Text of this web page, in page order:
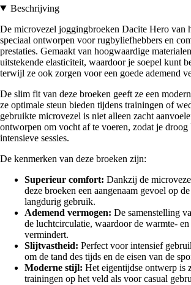
Beschrijving
De microvezel joggingbroeken Dacite Hero van
speciaal ontworpen voor rugbyliefhebbers en
prestaties. Gemaakt van hoogwaardige
uitstekende elasticiteit, waardoor je soepel kunt
terwijl ze ook zorgen voor een goede ademend
De slim fit van deze broeken geeft ze een
ze optimale steun bieden tijdens trainingen of
gebruikte microvezel is niet alleen zacht
ontworpen om vocht af te voeren, zodat je
intensieve sessies.
De kenmerken van deze broeken zijn:
Superieur comfort: Dankzij de
deze broeken een aangenaam gevoel op
langdurig gebruik.
Ademend vermogen: De samenstelling
de luchtcirculatie, waardoor de warmte-
vermindert.
Slijtvastheid: Perfect voor intensief
om de tand des tijds en de eisen van de
Moderne stijl: Het eigentijdse ontwerp is
trainingen op het veld als voor casual